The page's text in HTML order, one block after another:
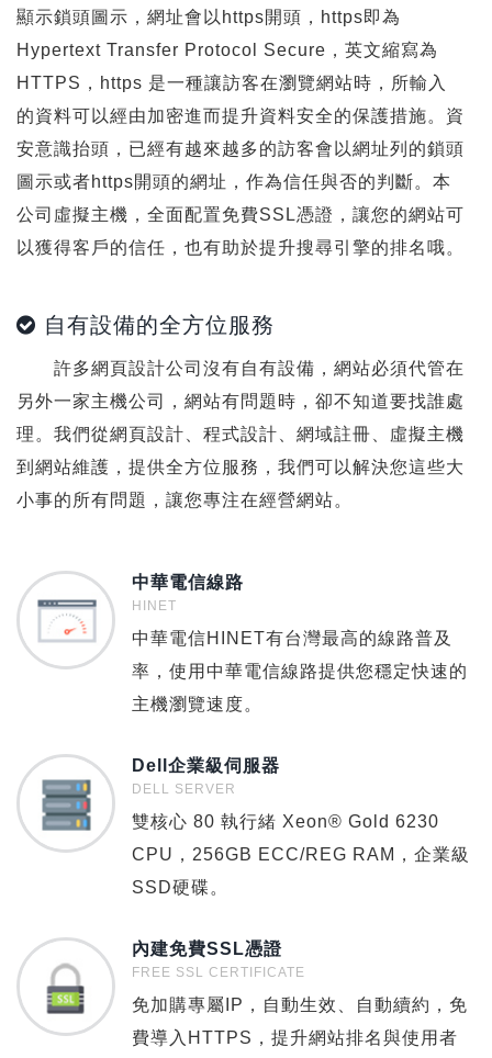
顯示鎖頭圖示，網址會以https開頭，https即為
Hypertext Transfer Protocol Secure，英文縮寫為
HTTPS，https 是一種讓訪客在瀏覽網站時，所輸入
的資料可以經由加密進而提升資料安全的保護措施。資
安意識抬頭，已經有越來越多的訪客會以網址列的鎖頭
圖示或者https開頭的網址，作為信任與否的判斷。本
公司虛擬主機，全面配置免費SSL憑證，讓您的網站可
以獲得客戶的信任，也有助於提升搜尋引擎的排名哦。
自有設備的全方位服務
許多網頁設計公司沒有自有設備，網站必須代管在
另外一家主機公司，網站有問題時，卻不知道要找誰處
理。我們從網頁設計、程式設計、網域註冊、虛擬主機
到網站維護，提供全方位服務，我們可以解決您這些大
小事的所有問題，讓您專注在經營網站。
中華電信線路
HINET
中華電信HINET有台灣最高的線路普及
率，使用中華電信線路提供您穩定快速的
主機瀏覽速度。
Dell企業級伺服器
DELL SERVER
雙核心 80 執行緒 Xeon® Gold 6230
CPU，256GB ECC/REG RAM，企業級
SSD硬碟。
內建免費SSL憑證
FREE SSL CERTIFICATE
免加購專屬IP，自動生效、自動續約，免
費導入HTTPS，提升網站排名與使用者